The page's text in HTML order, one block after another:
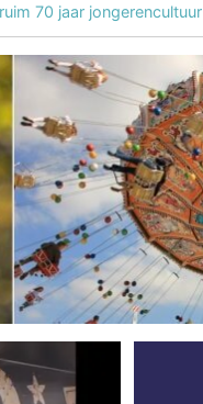
70 jaar jongerencultuur